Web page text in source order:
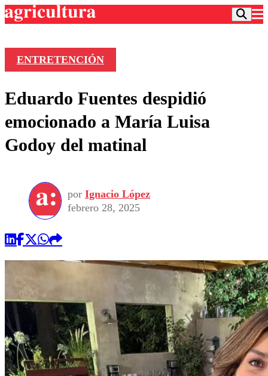
Frecuencias
Agricultura TV
Deportes
Colo Colo
Seleccion Chilena
Torneo Internacional
Universidad de Chile
Entretención
Economía
Internacional
Sustentabilidad
Publicaciones en medios
Opinión
ENTRETENCIÓN
Eduardo Fuentes despidió
emocionado a María Luisa
Godoy del matinal
por Ignacio López
febrero 28, 2025